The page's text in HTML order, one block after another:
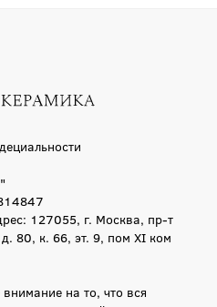
127055, г. Москва, пр-т
80, к. 66, эт. 9, пом XI ком
на то, что вся